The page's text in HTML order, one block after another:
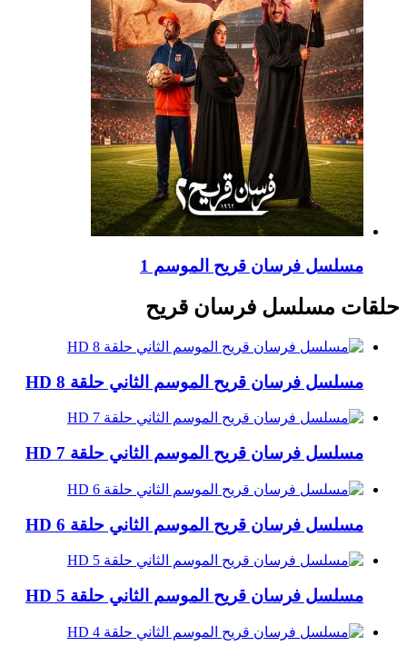
مسلسل فرسان قريح الموسم 1
حلقات مسلسل فرسان قريح
مسلسل فرسان قريح الموسم الثاني حلقة 8 HD
مسلسل فرسان قريح الموسم الثاني حلقة 7 HD
مسلسل فرسان قريح الموسم الثاني حلقة 6 HD
مسلسل فرسان قريح الموسم الثاني حلقة 5 HD